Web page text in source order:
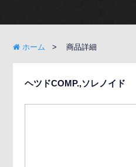
ホーム 商品詳細
ヘツドCOMP.,ソレノイド